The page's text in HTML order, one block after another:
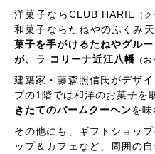
洋菓子ならCLUB HARIE （
和菓子ならたねやのふくみ
菓子を手がけるたねやグル
が、ラ コリーナ近江八幡 （
建築家・藤森照信氏がデザ
プの1階では和洋のお菓子を
きたてのバームクーヘンを味
その他にも、ギフトショッ
ップ＆カフェなど、周囲の